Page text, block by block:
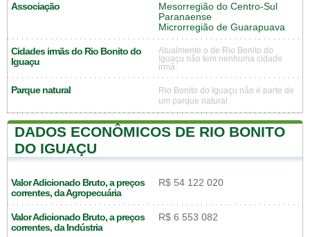
Associação
Mesorregião do Centro-Sul
Paranaense
Microrregião de Guarapuava
Cidades irmãs do Rio Bonito do
Iguaçu
Atualmente o de Rio Bonito do
Iguaçu não tem nenhuma cidade
irmã.
Parque natural
Rio Bonito do Iguaçu não é parte de
um parque natural
DADOS ECONÔMICOS DE RIO BONITO
DO IGUAÇU
Valor Adicionado Bruto, a preços
correntes, da Agropecuária
R$ 54 122 020
Valor Adicionado Bruto, a preços
correntes, da Indústria
R$ 6 553 082